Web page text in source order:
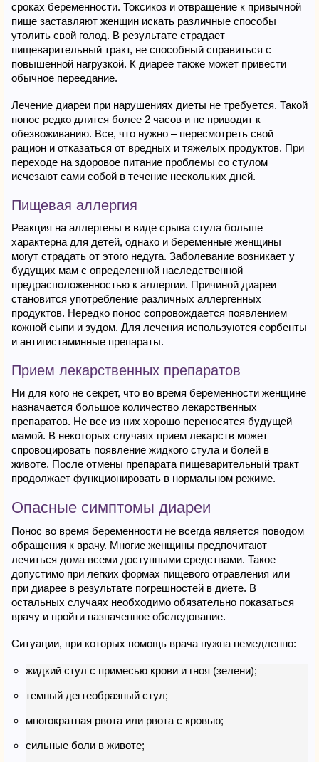
сроках беременности. Токсикоз и отвращение к привычной
пище заставляют женщин искать различные способы
утолить свой голод. В результате страдает
пищеварительный тракт, не способный справиться с
повышенной нагрузкой. К диарее также может привести
обычное переедание.
Лечение диареи при нарушениях диеты не требуется. Такой
понос редко длится более 2 часов и не приводит к
обезвоживанию. Все, что нужно – пересмотреть свой
рацион и отказаться от вредных и тяжелых продуктов. При
переходе на здоровое питание проблемы со стулом
исчезают сами собой в течение нескольких дней.
Пищевая аллергия
Реакция на аллергены в виде срыва стула больше
характерна для детей, однако и беременные женщины
могут страдать от этого недуга. Заболевание возникает у
будущих мам с определенной наследственной
предрасположенностью к аллергии. Причиной диареи
становится употребление различных аллергенных
продуктов. Нередко понос сопровождается появлением
кожной сыпи и зудом. Для лечения используются сорбенты
и антигистаминные препараты.
Прием лекарственных препаратов
Ни для кого не секрет, что во время беременности женщине
назначается большое количество лекарственных
препаратов. Не все из них хорошо переносятся будущей
мамой. В некоторых случаях прием лекарств может
спровоцировать появление жидкого стула и болей в
животе. После отмены препарата пищеварительный тракт
продолжает функционировать в нормальном режиме.
Опасные симптомы диареи
Понос во время беременности не всегда является поводом
обращения к врачу. Многие женщины предпочитают
лечиться дома всеми доступными средствами. Такое
допустимо при легких формах пищевого отравления или
при диарее в результате погрешностей в диете. В
остальных случаях необходимо обязательно показаться
врачу и пройти назначенное обследование.
Ситуации, при которых помощь врача нужна немедленно:
жидкий стул с примесью крови и гноя (зелени);
темный дегтеобразный стул;
многократная рвота или рвота с кровью;
сильные боли в животе;